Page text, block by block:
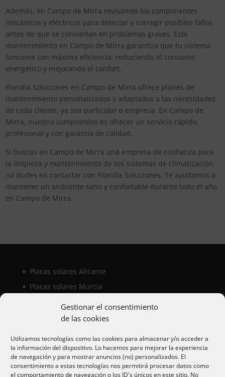
Gestionar el consentimiento
de las cookies
Utilizamos tecnologías como las cookies para almacenar y/o acceder a
la información del dispositivo. Lo hacemos para mejorar la experiencia
de navegación y para mostrar anuncios (no) personalizados. El
consentimiento a estas tecnologías nos permitirá procesar datos como
el comportamiento de navegación o los ID's únicos en este sitio. No
Además, en Campo de Mirra revisamos los componentes
mecánicos y eléctricos para detectar y corregir posibles fallos
antes de que se conviertan en problemas graves. Este
mantenimiento en Campo de Mirra garantiza que tu sistema
funcione con máxima eficiencia, reduciendo el consumo
energético y mejorando el confort.
Floridia Soluciones en Campo de Mirra ofrece planes de
mantenimiento personalizados y adaptados a las necesidades
de cada cliente, ya sea particular o empresa. En Campo de
Mirra, nuestro compromiso es ofrecer un servicio rápido,
profesional y con garantía de calidad.
Si buscas en Campo de Mirra una empresa de confianza para
la limpieza y mantenimiento de tus sistemas de climatización,
no dudes en contactar con Floridia Soluciones. Te ayudamos a
mantener un ambiente sano y confortable durante todo el año
en Campo de Mirra.
Placas solares Alicante
Placas solares Murcia
Aire acondicionado Alicante
Aire acondicionador Murcia
Aire acondicionado San Juan